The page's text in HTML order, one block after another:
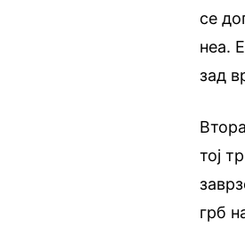
се
неа.
зад
тој
грб